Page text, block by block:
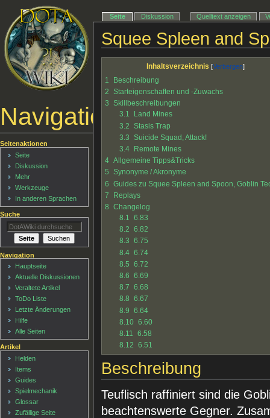
Squee Spleen and
Inhaltsverzeichnis
1
Beschreibung
2 Starteigenschaften und -Zuwachs
3 Skillbeschreibungen
3.1
Land Mines
3.2 Stasis Trap
3.3 Suicide Squad, Attack!
3.4
Remote Mines
4 Allgemeine Tipps&Tricks
5 Synonyme / Akronyme
6 Guides zu Squee Spleen and Spoon, Goblin
7
Replays
8 Changelog
8.1 6.83
8.2 6.82
8.3 6.75
8.4 6.74
8.5 6.72
8.6 6.69
8.7 6.68
8.8 6.67
8.9 6.64
8.10 6.60
8.11 6.58
8.12 6.51
Beschreibung
Teuflisch raffiniert sind die
beachtenswerte Gegner.
Navigationsmenü
Seite Diskussion Quelltext anzeigen
Seitenaktionen
Seite
Diskussion
Mehr
Werkzeuge
In anderen Sprachen
Suche
Navigation
Hauptseite
Aktuelle Diskussionen
Veraltete Artikel
ToDo Liste
Letzte Änderungen
Hilfe
Alle Seiten
Artikel
Helden
Items
Guides
Spielmechanik
Glossar
Zufällige Seite